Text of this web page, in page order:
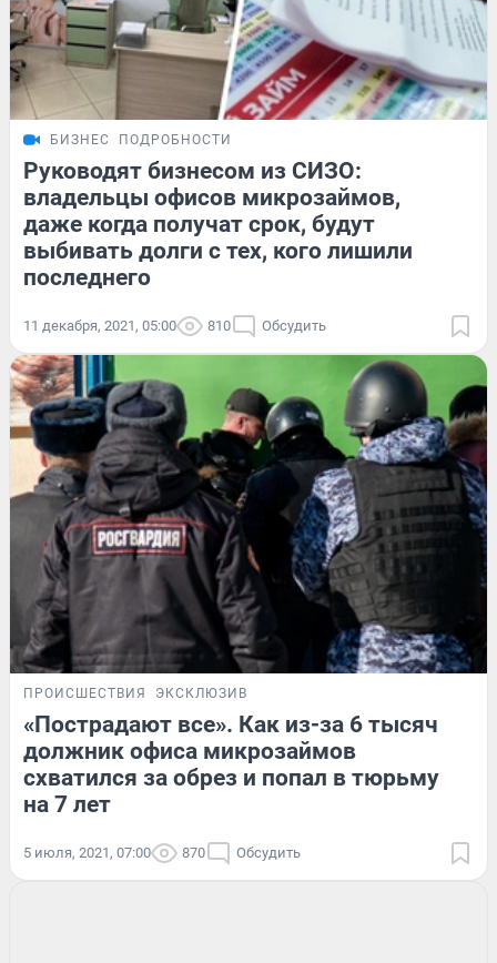
БИЗНЕС ПОДРОБНОСТИ
Руководят бизнесом из СИЗО:
владельцы офисов микрозаймов,
даже когда получат срок, будут
выбивать долги с тех, кого лишили
последнего
11 декабря, 2021, 05:00 810 Обсудить
ПРОИСШЕСТВИЯ ЭКСКЛЮЗИВ
«Пострадают все». Как из-за 6 тысяч
должник офиса микрозаймов
схватился за обрез и попал в тюрьму
на 7 лет
5 июля, 2021, 07:00 870 Обсудить